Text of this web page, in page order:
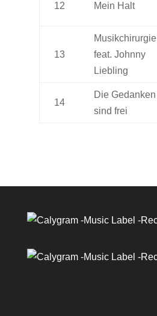
12 Mein Halt
13
Musikchirurgie
feat. Johnny
Liebling
14
Die Gedanken
sind frei